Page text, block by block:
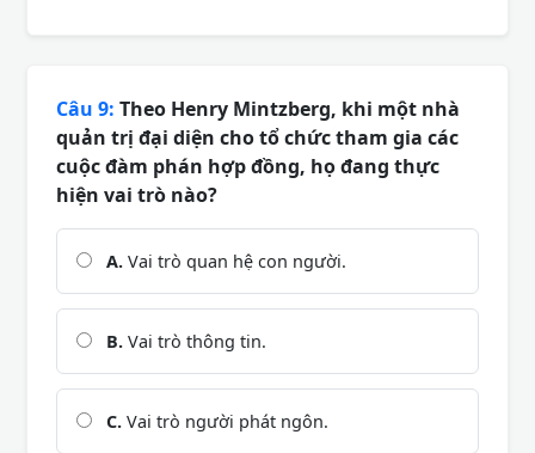
Câu 9: Theo Henry Mintzberg, khi một nhà
quản trị đại diện cho tổ chức tham gia các
cuộc đàm phán hợp đồng, họ đang thực
hiện vai trò nào?
A. Vai trò quan hệ con người.
B. Vai trò thông tin.
C. Vai trò người phát ngôn.